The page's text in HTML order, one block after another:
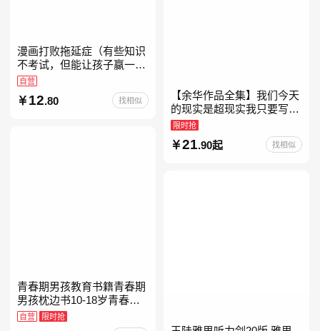
漫画打败拖延症（有些知识
不考试，但能让孩子赢一辈
子。减少压力、增强自信、
把握机遇、培养自律，结合
“小行动”触发大脑行动开
自营
12.80 找相似
【余华作品全集】我们今天
的现实是超现实我只要写作
就是回家卢克明的偷偷一笑
余华新书活着世界上的迷路
者余华写作课文学课山谷微
限时抢
21 .90起 找相似
青春期男孩教育书籍青春期
男孩枕边书10-18岁青春期
男孩成长手册男生叛逆期非
暴力家庭教育父母心理学性
自营 限时抢